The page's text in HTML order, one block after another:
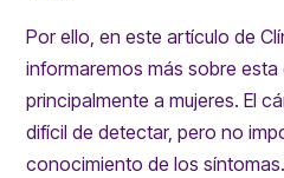
Por ello, en este artículo de
informaremos más sobre
principalmente a mujeres. El
difícil de detectar, pero no
conocimiento de los síntomas.